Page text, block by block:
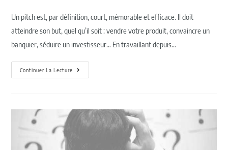
Un pitch est, par définition, court, mémorable et efficace. Il doit
atteindre son but, quel qu’il soit : vendre votre produit, convaincre un
banquier, séduire un investisseur… En travaillant depuis…
Continuer La Lecture